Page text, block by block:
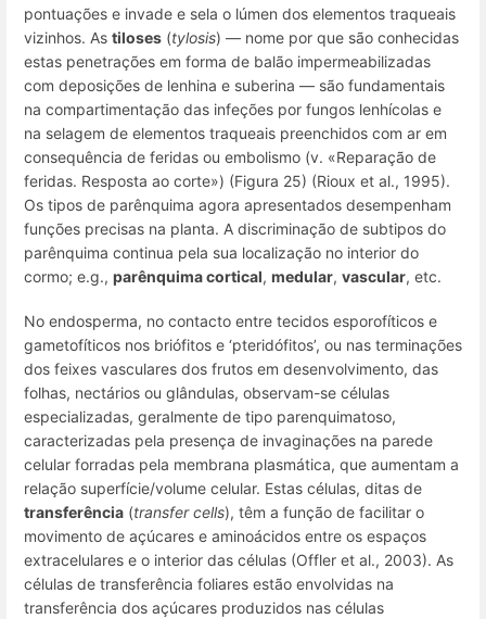
pontuações e invade e sela o lúmen dos elementos traqueais
vizinhos. As tiloses (tylosis) — nome por que são conhecidas
estas penetrações em forma de balão impermeabilizadas
com deposições de lenhina e suberina — são fundamentais
na compartimentação das infeções por fungos lenhícolas e
na selagem de elementos traqueais preenchidos com ar em
consequência de feridas ou embolismo (v. «Reparação de
feridas. Resposta ao corte») (Figura 25) (Rioux et al., 1995).
Os tipos de parênquima agora apresentados desempenham
funções precisas na planta. A discriminação de subtipos do
parênquima continua pela sua localização no interior do
cormo; e.g., parênquima cortical, medular, vascular, etc.
No endosperma, no contacto entre tecidos esporofíticos e
gametofíticos nos briófitos e ‘pteridófitos’, ou nas terminações
dos feixes vasculares dos frutos em desenvolvimento, das
folhas, nectários ou glândulas, observam-se células
especializadas, geralmente de tipo parenquimatoso,
caracterizadas pela presença de invaginações na parede
celular forradas pela membrana plasmática, que aumentam a
relação superfície/volume celular. Estas células, ditas de
transferência (transfer cells), têm a função de facilitar o
movimento de açúcares e aminoácidos entre os espaços
extracelulares e o interior das células (Offler et al., 2003). As
células de transferência foliares estão envolvidas na
transferência dos açúcares produzidos nas células